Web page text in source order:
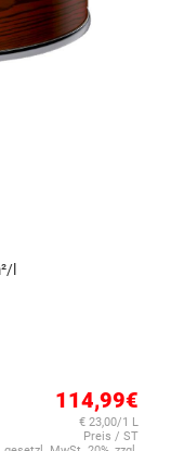
l
114,99€
€ 23,00/1 L
Preis / ST